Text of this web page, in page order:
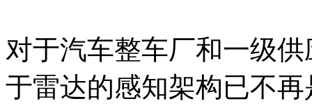
对于汽车整车厂和一级
于雷达的感知架构已不